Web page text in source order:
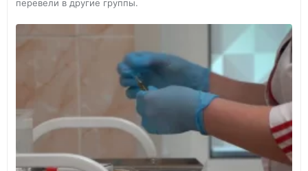
перевели в другие группы.